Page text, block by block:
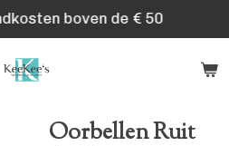
boven de € 50
Oorbellen Ruit